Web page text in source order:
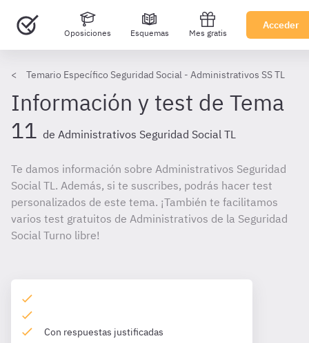
Oposiciones Esquemas Mes gratis
Acceder
Temario Específico Seguridad Social - Administrativos SS TL
Información y test de Tema
11 de Administrativos Seguridad Social TL
Te damos información sobre Administrativos Seguridad
Social TL. Además, si te suscribes, podrás hacer test
personalizados de este tema. ¡También te facilitamos
varios test gratuitos de Administrativos de la Seguridad
Social Turno libre!
Con respuestas justificadas